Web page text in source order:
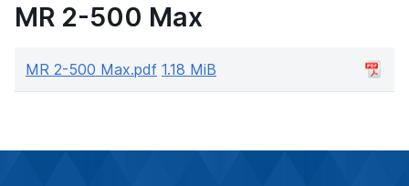
MR 2-500 Max
MR 2-500 Max.pdf 1.18 MiB